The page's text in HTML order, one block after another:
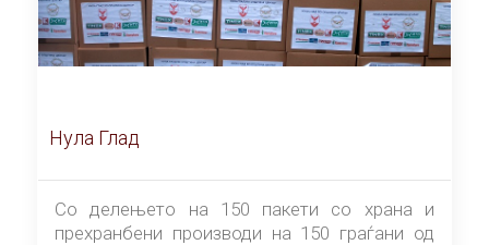
Нула Глад
Со делењето на 150 пакети со храна и
прехранбени производи на 150 граѓани од